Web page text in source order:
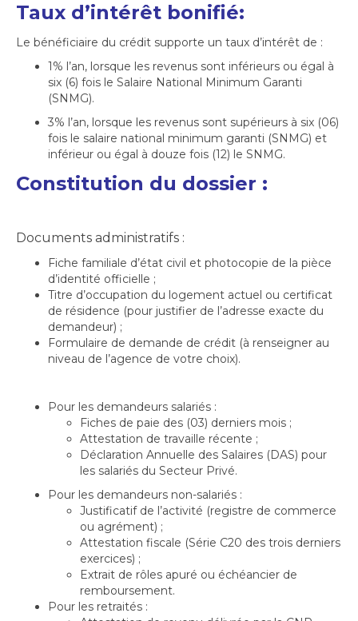
Taux d’intérêt bonifié:
Le bénéficiaire du crédit supporte un taux d’intérêt de :
1% l’an, lorsque les revenus sont inférieurs ou égal à
six (6) fois le Salaire National Minimum Garanti
(SNMG).
3% l’an, lorsque les revenus sont supérieurs à six (06)
fois le salaire national minimum garanti (SNMG) et
inférieur ou égal à douze fois (12) le SNMG.
Constitution du dossier :
Documents administratifs :
Fiche familiale d’état civil et photocopie de la pièce
d’identité officielle ;
Titre d’occupation du logement actuel ou certificat
de résidence (pour justifier de l’adresse exacte du
demandeur) ;
Formulaire de demande de crédit (à renseigner au
niveau de l’agence de votre choix).
Pour les demandeurs salariés :
Fiches de paie des (03) derniers mois ;
Attestation de travaille récente ;
Déclaration Annuelle des Salaires (DAS) pour
les salariés du Secteur Privé.
Pour les demandeurs non-salariés :
Justificatif de l’activité (registre de commerce
ou agrément) ;
Attestation fiscale (Série C20 des trois derniers
exercices) ;
Extrait de rôles apuré ou échéancier de
remboursement.
Pour les retraités :